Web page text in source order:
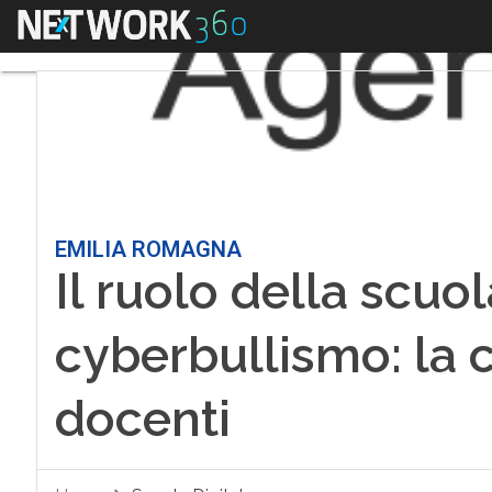
Menu
EMILIA ROMAGNA
Il ruolo della
cyberbullismo: la
docenti